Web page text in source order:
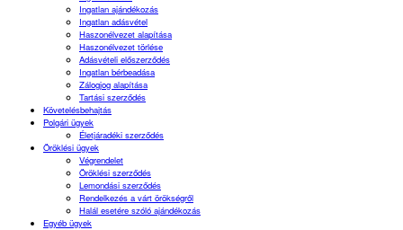
Ingatlan ajándékozás
Ingatlan adásvétel
Haszonélvezet alapítása
Haszonélvezet törlése
Adásvételi előszerződés
Ingatlan bérbeadása
Zálogjog alapítása
Tartási szerződés
Követelésbehajtás
Polgári ügyek
Életjáradéki szerződés
Öröklési ügyek
Végrendelet
Öröklési szerződés
Lemondási szerződés
Rendelkezés a várt örökségről
Halál esetére szóló ajándékozás
Egyéb ügyek